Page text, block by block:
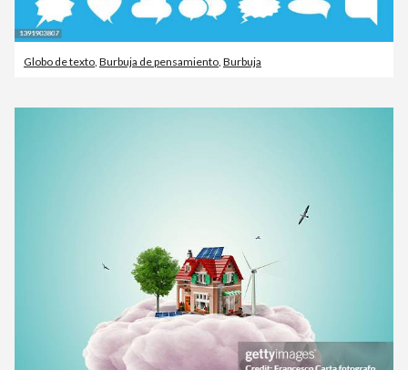
Globo de texto Burbuja de pensamiento Burbuja